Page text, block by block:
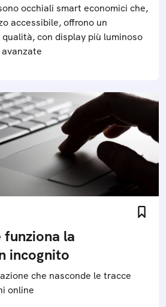
occhiali smart economici che,
accessibile, offrono un
con display più luminoso
funziona la
incognito
che nasconde le tracce
online